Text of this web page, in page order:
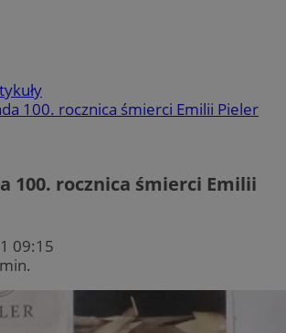
100. rocznica śmierci Emilii Pieler
100. rocznica śmierci Emilii
09:15